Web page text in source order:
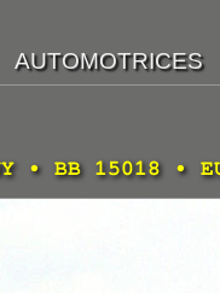
• BB 15018 •